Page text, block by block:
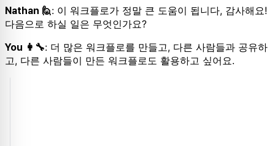
Nathan 🙋: 이 워크플로가 정말 큰 도움이 됩니다, 감사해요!
다음으로 하실 일은 무엇인가요?
You 👩‍🔧: 더 많은 워크플로를 만들고, 다른 사람들과 공유하
고, 다른 사람들이 만든 워크플로도 활용하고 싶어요.